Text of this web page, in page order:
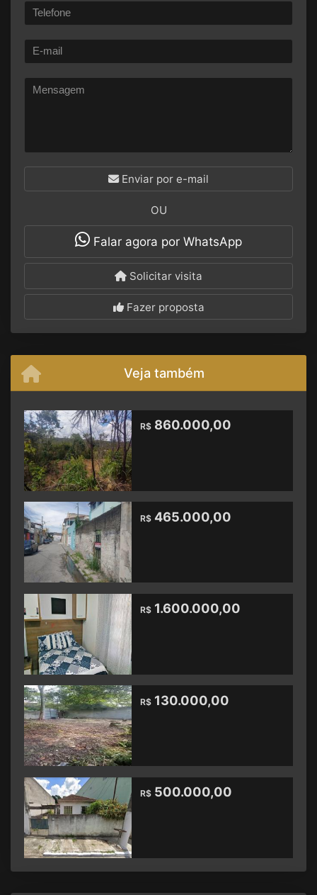
Enviar por e-mail
OU
Falar agora por WhatsApp
Solicitar visita
Fazer proposta
Veja também
R$ 860.000,00
R$ 465.000,00
R$ 1.600.000,00
R$ 130.000,00
R$ 500.000,00